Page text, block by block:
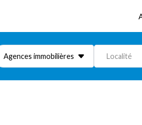
Agences immobilières Localité